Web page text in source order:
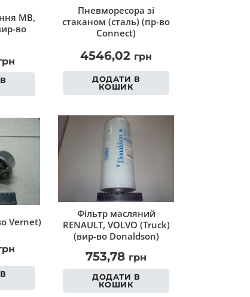
MB,
во
Пневморесора зі
стаканом (сталь) (пр-во
Connect)
4546,02 грн
ДОДАТИ В
КОШИК
Vernet)
Фільтр масляний
RENAULT, VOLVO (Truck)
(вир-во Donaldson)
753,78 грн
ДОДАТИ В
КОШИК